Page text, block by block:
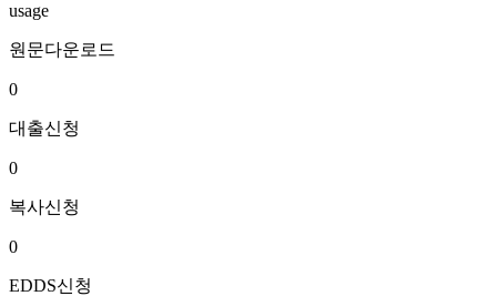
usage
원문다운로드
0
대출신청
0
복사신청
0
EDDS신청